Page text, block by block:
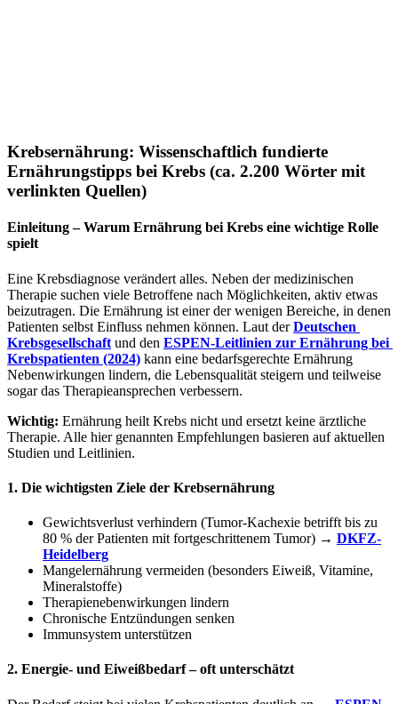
Krebsernährung: Wissenschaftlich fundierte
Ernährungstipps bei Krebs (ca. 2.200 Wörter mit
verlinkten Quellen)
Einleitung – Warum Ernährung bei Krebs eine wichtige Rolle
spielt
Eine Krebsdiagnose verändert alles. Neben der medizinischen
Therapie suchen viele Betroffene nach Möglichkeiten, aktiv etwas
beizutragen. Die Ernährung ist einer der wenigen Bereiche, in denen
Patienten selbst Einfluss nehmen können. Laut der Deutschen
Krebsgesellschaft und den ESPEN-Leitlinien zur Ernährung bei
Krebspatienten (2024) kann eine bedarfsgerechte Ernährung
Nebenwirkungen lindern, die Lebensqualität steigern und teilweise
sogar das Therapieansprechen verbessern.
Wichtig: Ernährung heilt Krebs nicht und ersetzt keine ärztliche
Therapie. Alle hier genannten Empfehlungen basieren auf aktuellen
Studien und Leitlinien.
1. Die wichtigsten Ziele der Krebsernährung
Gewichtsverlust verhindern (Tumor-Kachexie betrifft bis zu
80 % der Patienten mit fortgeschrittenem Tumor) → DKFZ-
Heidelberg
Mangelernährung vermeiden (besonders Eiweiß, Vitamine,
Mineralstoffe)
Therapienebenwirkungen lindern
Chronische Entzündungen senken
Immunsystem unterstützen
2. Energie- und Eiweißbedarf – oft unterschätzt